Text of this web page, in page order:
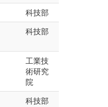
科技部
科技部
工業技
術研究
院
科技部